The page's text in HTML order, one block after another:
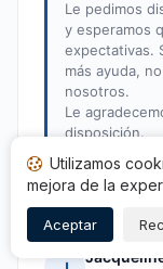
Le pedimos
y esperamos
expectativas.
más ayuda,
nosotros.
Le
disposición.
El equipo de
Utilizamos
mejora de la
Aceptar